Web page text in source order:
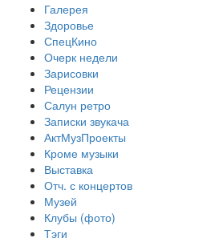
Галерея
Здоровье
СпецКино
Очерк недели
Зарисовки
Рецензии
Салун ретро
Записки звукача
АктМузПроекты
Кроме музыки
Выставка
Отч. с концертов
Музей
Клубы (фото)
Тэги